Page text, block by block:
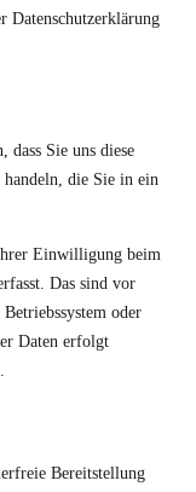
Datenschutzerklärung
dass Sie uns diese
die Sie in ein
Einwilligung beim
Das sind vor
oder
Daten erfolgt
Bereitstellung